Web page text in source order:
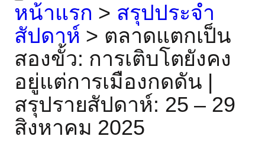
หน้าแรก > สรุปประจำ
สัปดาห์ > ตลาดแตกเป็น
สองขั้ว: การเติบโตยังคง
อยู่แต่การเมืองกดดัน |
สรุปรายสัปดาห์: 25 – 29
สิงหาคม 2025